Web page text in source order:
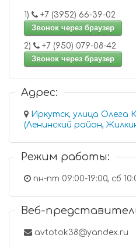
1)
+7 (3952) 66-39-02
Звонок через браузер
2)
+7 (950) 079-08-42
Звонок через браузер
Адрес:
Иркутск, улица Олега
(Ленинский район,
Режим работы:
пн-пт 09:00-19:00, сб
Веб-
avtotok38@yandex.ru